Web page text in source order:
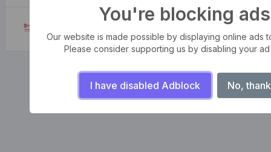
Neden Kullanırız?
August 7, 2026
You're blocking ads
Our website is made possible by displaying online ads
Please consider supporting us by disabling your
I have disabled Adblock No,